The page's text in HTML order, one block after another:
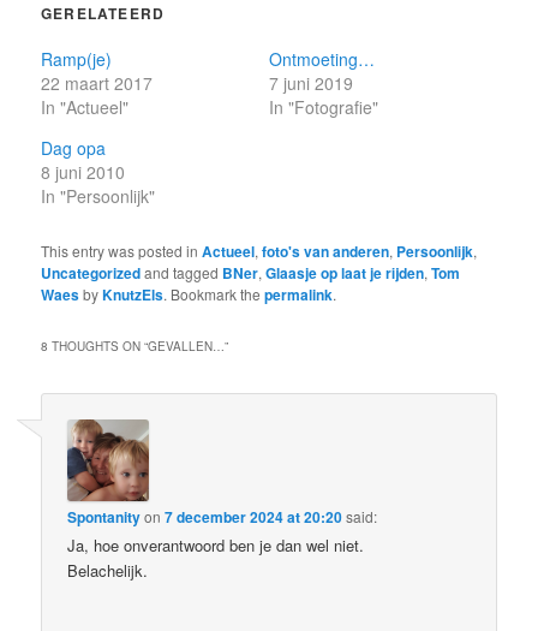
GERELATEERD
Ramp(je)
22 maart 2017
In "Actueel"
Ontmoeting…
7 juni 2019
In "Fotografie"
Dag opa
8 juni 2010
In "Persoonlijk"
This entry was posted inActueel,foto's van anderen, Persoonlijk,
Uncategorizedand tagged BNer,Glaasje op laat je rijden,Tom
WaesbyKnutzEls. Bookmark thepermalink.
8 THOUGHTS ON “GEVALLEN…”
Spontanityon7 december 2024 at 20:20said:
Ja, hoe onverantwoord ben je dan wel niet.
Belachelijk.